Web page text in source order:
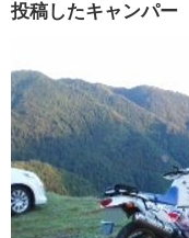
投稿したキャンパー